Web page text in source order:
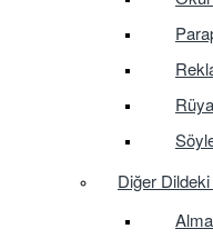
Diğer Dildeki